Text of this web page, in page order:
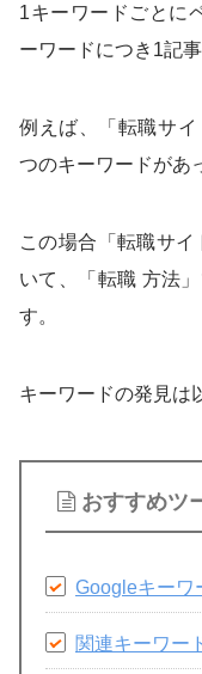
1キーワードごとに
ーワードにつき1記
例えば、「転職サ
つのキーワードがあ
この場合「転職サ
いて、「転職 方法
す。
キーワードの発見は
おすすめツ
Googleキーワ
関連キーワー